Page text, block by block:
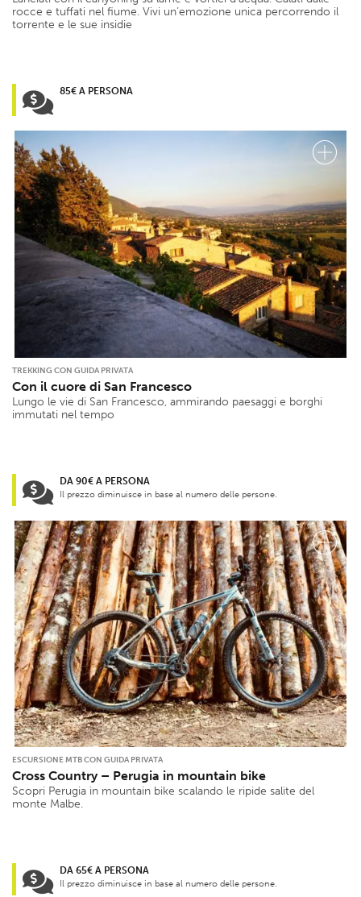
rocce e tuffati nel fiume. Vivi un’emozione unica percorrendo il
torrente e le sue insidie
85€ A PERSONA
TREKKING CON GUIDA PRIVATA
Con il cuore di San Francesco
Lungo le vie di San Francesco, ammirando paesaggi e borghi
immutati nel tempo
DA 90€ A PERSONA
Il prezzo diminuisce in base al numero delle persone.
ESCURSIONE MTB CON GUIDA PRIVATA
Cross Country – Perugia in mountain bike
Scopri Perugia in mountain bike scalando le ripide salite del
monte Malbe.
DA 65€ A PERSONA
Il prezzo diminuisce in base al numero delle persone.